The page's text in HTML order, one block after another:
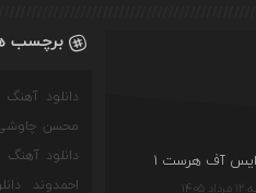
ایس آف هرست ۱
برچسب
دانلود
محسن
دانلود
احمدوند